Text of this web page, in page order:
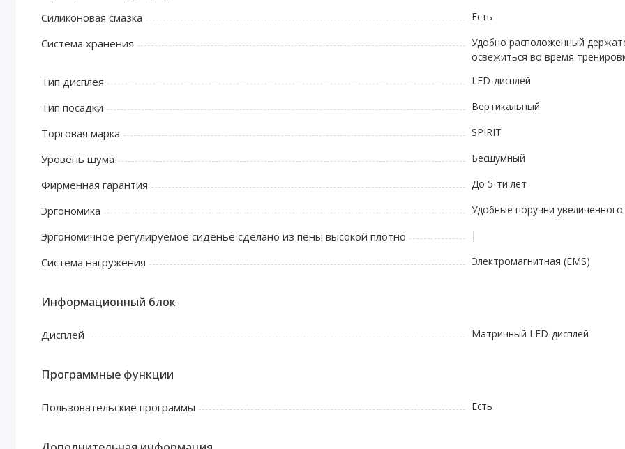
Силиконовая смазка Есть
Система хранения
Удобно расположенный
освежиться во время
Тип дисплея LED-дисплей
Тип посадки Вертикальный
Торговая марка SPIRIT
Уровень шума Бесшумный
Фирменная гарантия До 5-ти лет
Эргономика Удобные поручни
Эргономичное регулируемое сиденье сделано из пены высокой плотно |
Система нагружения Электромагнитная (EMS)
Информационный блок
Дисплей Матричный LED-дисплей
Программные функции
Пользовательские программы Есть